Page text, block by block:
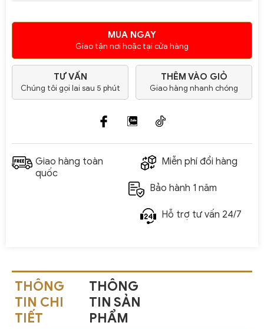
MUA NGAY
Giao tận nơi hoặc tại cửa hàng
TƯ VẤN
Chúng tôi gọi lai sau 5 phút
THÊM VÀO GIỎ
Giao hàng nhanh chóng
Giao hàng toàn
quốc
Miễn phí đổi hàng
Bảo hành 1 năm
Hỗ trợ tư vấn 24/7
THÔNG
TIN CHI
TIẾT
THÔNG
TIN SẢN
PHẨM